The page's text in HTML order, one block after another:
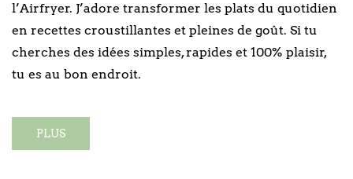
l’Airfryer. J’adore transformer les plats du quotidien
en recettes croustillantes et pleines de goût. Si tu
cherches des idées simples, rapides et 100% plaisir,
tu es au bon endroit.
PLUS